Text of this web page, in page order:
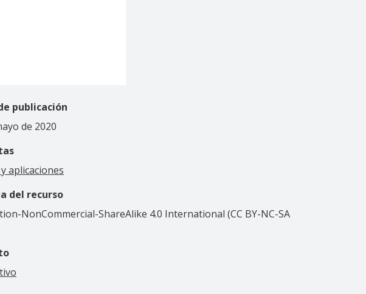
publicación
de 2020
aplicaciones
del recurso
NonCommercial-ShareAlike 4.0 International (CC BY-NC-SA